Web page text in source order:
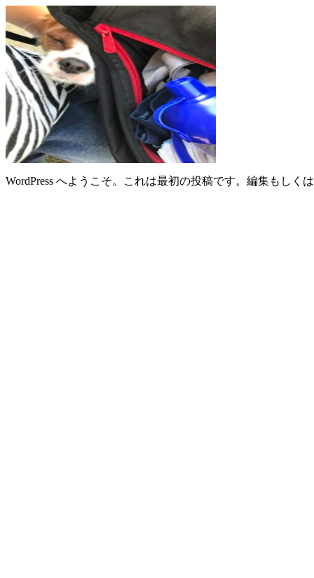
WordPress へようこそ。これは最初の投稿です。編集もしく